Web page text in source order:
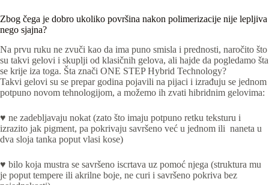
Zbog čega je dobro ukoliko površina nakon polimerizacije nije lepljiva
nego sjajna?
Na prvu ruku ne zvuči kao da ima puno smisla i prednosti, naročito što
su takvi gelovi i skuplji od klasičnih gelova, ali hajde da pogledamo šta
se krije iza toga. Šta znači ONE STEP Hybrid Technology?
Takvi gelovi su se prepar godina pojavili na pijaci i izrađuju se jednom
potpuno novom tehnologijom, a možemo ih zvati hibridnim gelovima:
♥ ne zadebljavaju nokat (zato što imaju potpuno retku teksturu i
izrazito jak pigment, pa pokrivaju savršeno već u jednom ili naneta u
dva sloja tanka poput vlasi kose)
♥ bilo koja mustra se savršeno iscrtava uz pomoć njega (struktura mu
je poput tempere ili akrilne boje, ne curi i savršeno pokriva bez